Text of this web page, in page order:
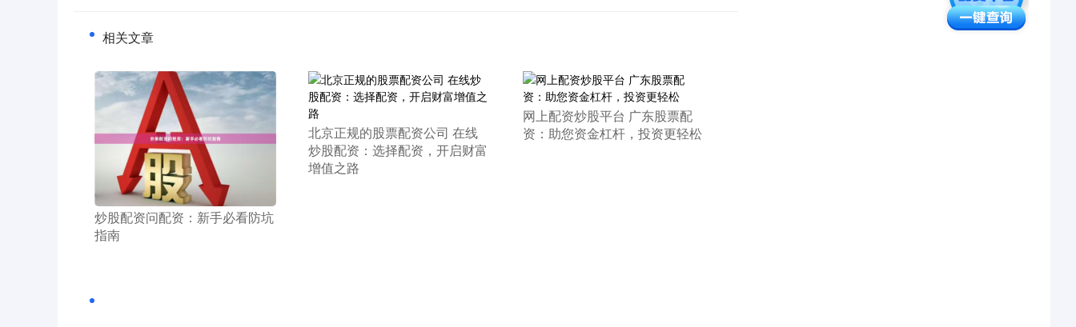
相关文章
​炒股配资问配资：新手必看防坑
指南
​北京正规的股票配资公司 在线
炒股配资：选择配资，开启财富
增值之路
​网上配资炒股平台 广东股票配
资：助您资金杠杆，投资更轻松